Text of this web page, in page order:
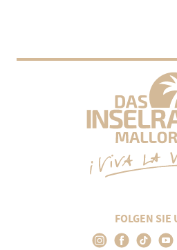
FOLGEN SIE